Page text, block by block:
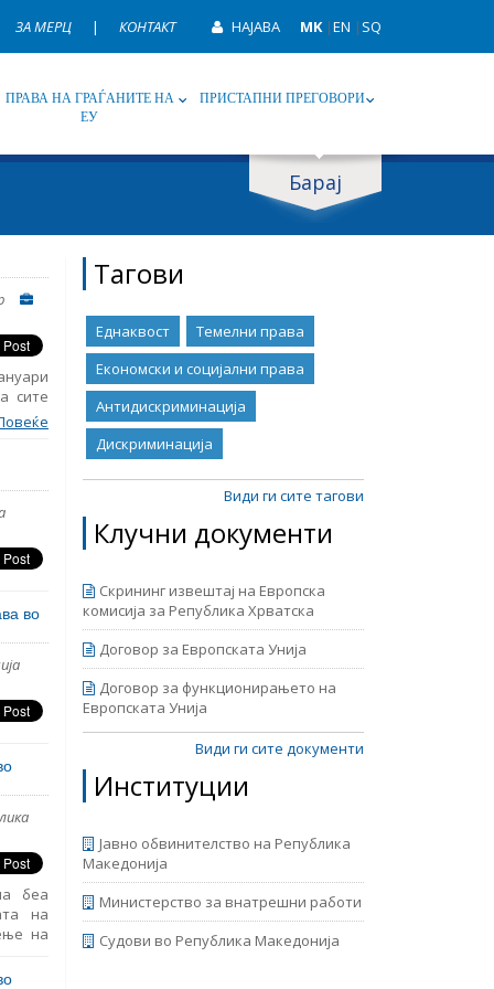
ЗА МЕРЦ | КОНТАКТ НАЈАВА MK|EN | SQ
ПРАВА НА ГРАЃАНИТЕ НА
ЕУ
ПРИСТАПНИ ПРЕГОВОРИ
Барај
сите
на
од
за
од
е
од
во
беа
на
на
Тагови
Еднаквост
Темелни права
Економски и социјални права
Антидискриминација
Дискриминација
Види ги сите тагови
Клучни документи
Скрининг извештај на Европска
комисија за Република Хрватска
Договор за Европската Унија
Договор за функционирањето на
Европската Унија
Види ги сите документи
Институции
Јавно обвинителство на Република
Македонија
Министерство за внатрешни работи
Судови во Република Македонија